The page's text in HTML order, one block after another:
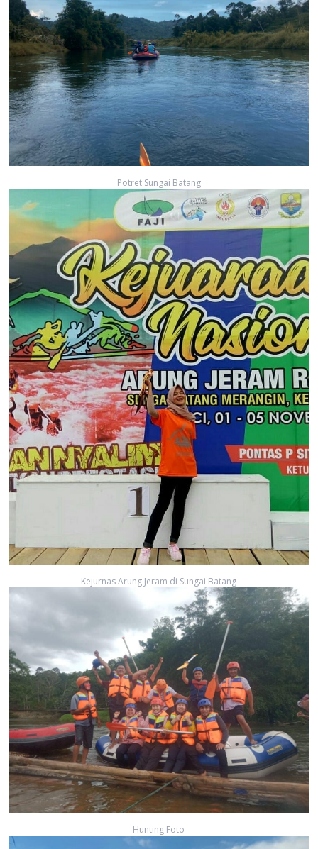
Potret Sungai Batang
Kejurnas Arung Jeram di Sungai Batang
Hunting Foto